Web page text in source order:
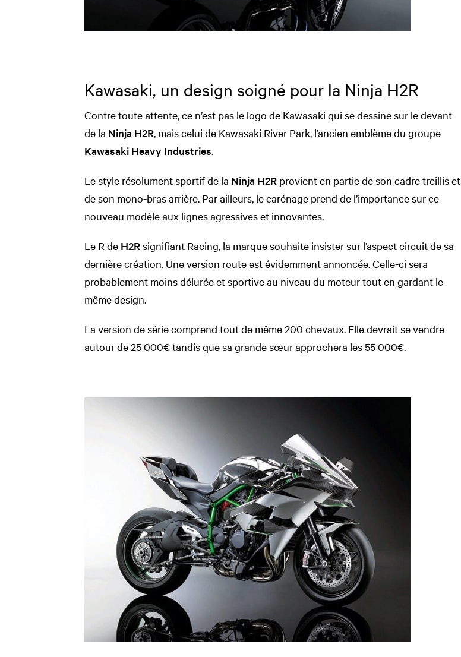
Kawasaki, un design soigné pour la Ninja H2R
Contre toute attente, ce n’est pas le logo de Kawasaki qui se dessine sur le devant
de la Ninja H2R , mais celui de Kawasaki River Park, l’ancien emblème du groupe
Kawasaki Heavy Industries
Le style résolument sportif de la Ninja H2R provient en partie de son cadre treillis et
de son mono-bras arrière. Par ailleurs, le carénage prend de l’importance sur ce
nouveau modèle aux lignes agressives et innovantes.
Le R de H2Rsignifiant Racing, la marque souhaite insister sur l’aspect circuit de sa
dernière création. Une version route est évidemment annoncée. Celle-ci sera
probablement moins délurée et sportive au niveau du moteur tout en gardant le
même design.
La version de série comprend tout de même 200 chevaux. Elle devrait se vendre
autour de 25 000€ tandis que sa grande sœur approchera les 55 000€.